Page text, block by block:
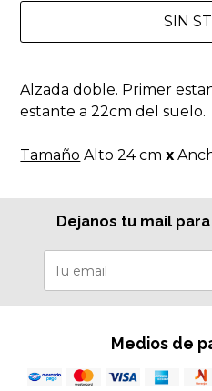
SIN
Alzada doble. Primer
estante a 22cm del suelo.
Tamaño Alto 24 cmx
Dejanos tu mail
Medios de